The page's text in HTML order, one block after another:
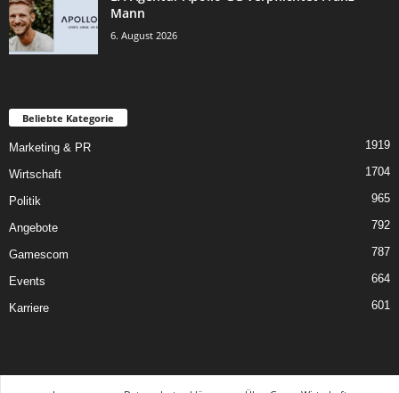
Mann
6. August 2026
Beliebte Kategorie
Marketing & PR 1919
Wirtschaft 1704
Politik 965
Angebote 792
Gamescom 787
Events 664
Karriere 601